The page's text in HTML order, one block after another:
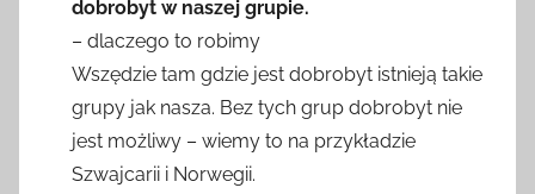
dobrobyt w naszej grupie.
– dlaczego to robimy
Wszędzie tam gdzie jest dobrobyt istnieją takie
grupy jak nasza. Bez tych grup dobrobyt nie
jest możliwy – wiemy to na przykładzie
Szwajcarii i Norwegii.